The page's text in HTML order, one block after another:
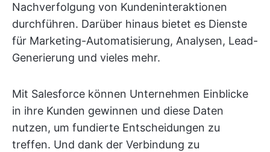
Nachverfolgung von Kundeninteraktionen
durchführen. Darüber hinaus bietet es Dienste
für Marketing-Automatisierung, Analysen, Lead-
Generierung und vieles mehr.
Mit Salesforce können Unternehmen Einblicke
in ihre Kunden gewinnen und diese Daten
nutzen, um fundierte Entscheidungen zu
treffen. Und dank der Verbindung zu